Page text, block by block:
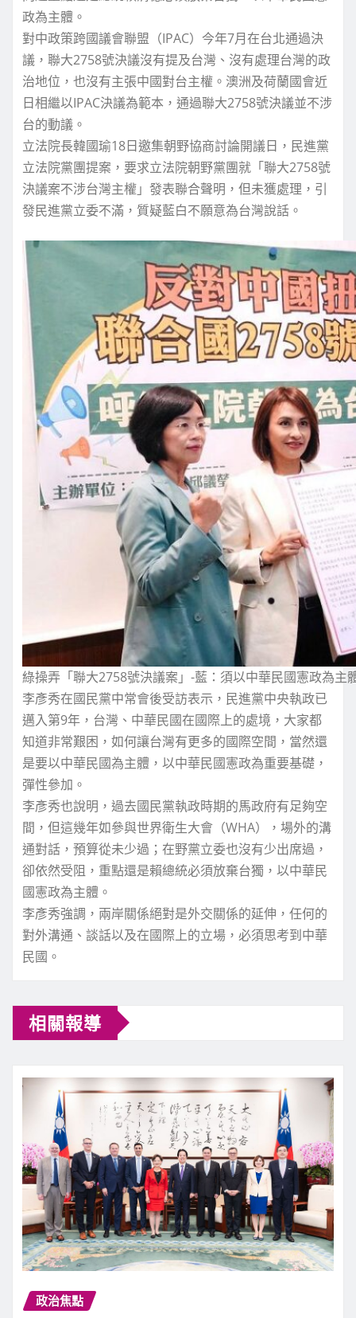
政為主體。
對中政策跨國議會聯盟（IPAC）今年7月在台北通過決
議，聯大2758號決議沒有提及台灣、沒有處理台灣的政
治地位，也沒有主張中國對台主權。澳洲及荷蘭國會近
日相繼以IPAC決議為範本，通過聯大2758號決議並不涉
台的動議。
立法院長韓國瑜18日邀集朝野協商討論開議日，民進黨
立法院黨團提案，要求立法院朝野黨團就「聯大2758號
決議案不涉台灣主權」發表聯合聲明，但未獲處理，引
發民進黨立委不滿，質疑藍白不願意為台灣說話。
綠操弄「聯大2758號決議案」-藍：須以中華民國憲政為主
李彥秀在國民黨中常會後受訪表示，民進黨中央執政已
邁入第9年，台灣、中華民國在國際上的處境，大家都
知道非常艱困，如何讓台灣有更多的國際空間，當然還
是要以中華民國為主體，以中華民國憲政為重要基礎，
彈性參加。
李彥秀也說明，過去國民黨執政時期的馬政府有足夠空
間，但這幾年如參與世界衛生大會（WHA），場外的溝
通對話，預算從未少過；在野黨立委也沒有少出席過，
卻依然受阻，重點還是賴總統必須放棄台獨，以中華民
國憲政為主體。
李彥秀強調，兩岸關係絕對是外交關係的延伸，任何的
對外溝通、談話以及在國際上的立場，必須思考到中華
民國。
相關報導
政治焦點